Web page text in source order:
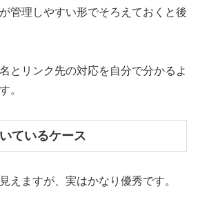
管理しやすい形でそろえておくと後
とリンク先の対応を自分で分かるよ
。
ているケース
えますが、実はかなり優秀です。